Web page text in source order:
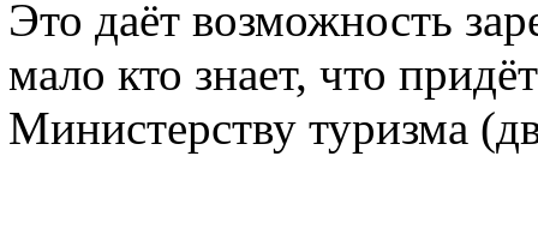
Это даёт возможность
мало кто знает, что
Министерству туризма